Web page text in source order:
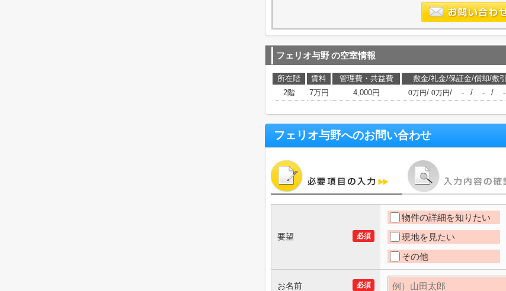
フェリオ与野の空室情報
所在階 賃料 管理費・共益費 敷金/礼金/保証金/償却/敷引
2階
7万円 4,000円 0万円/ 0万円/ - / - / -
フェリオ与野へのお問い合わせ
必須
要望
物件の詳細を知りたい
現地を見たい
その他
必須
お名前